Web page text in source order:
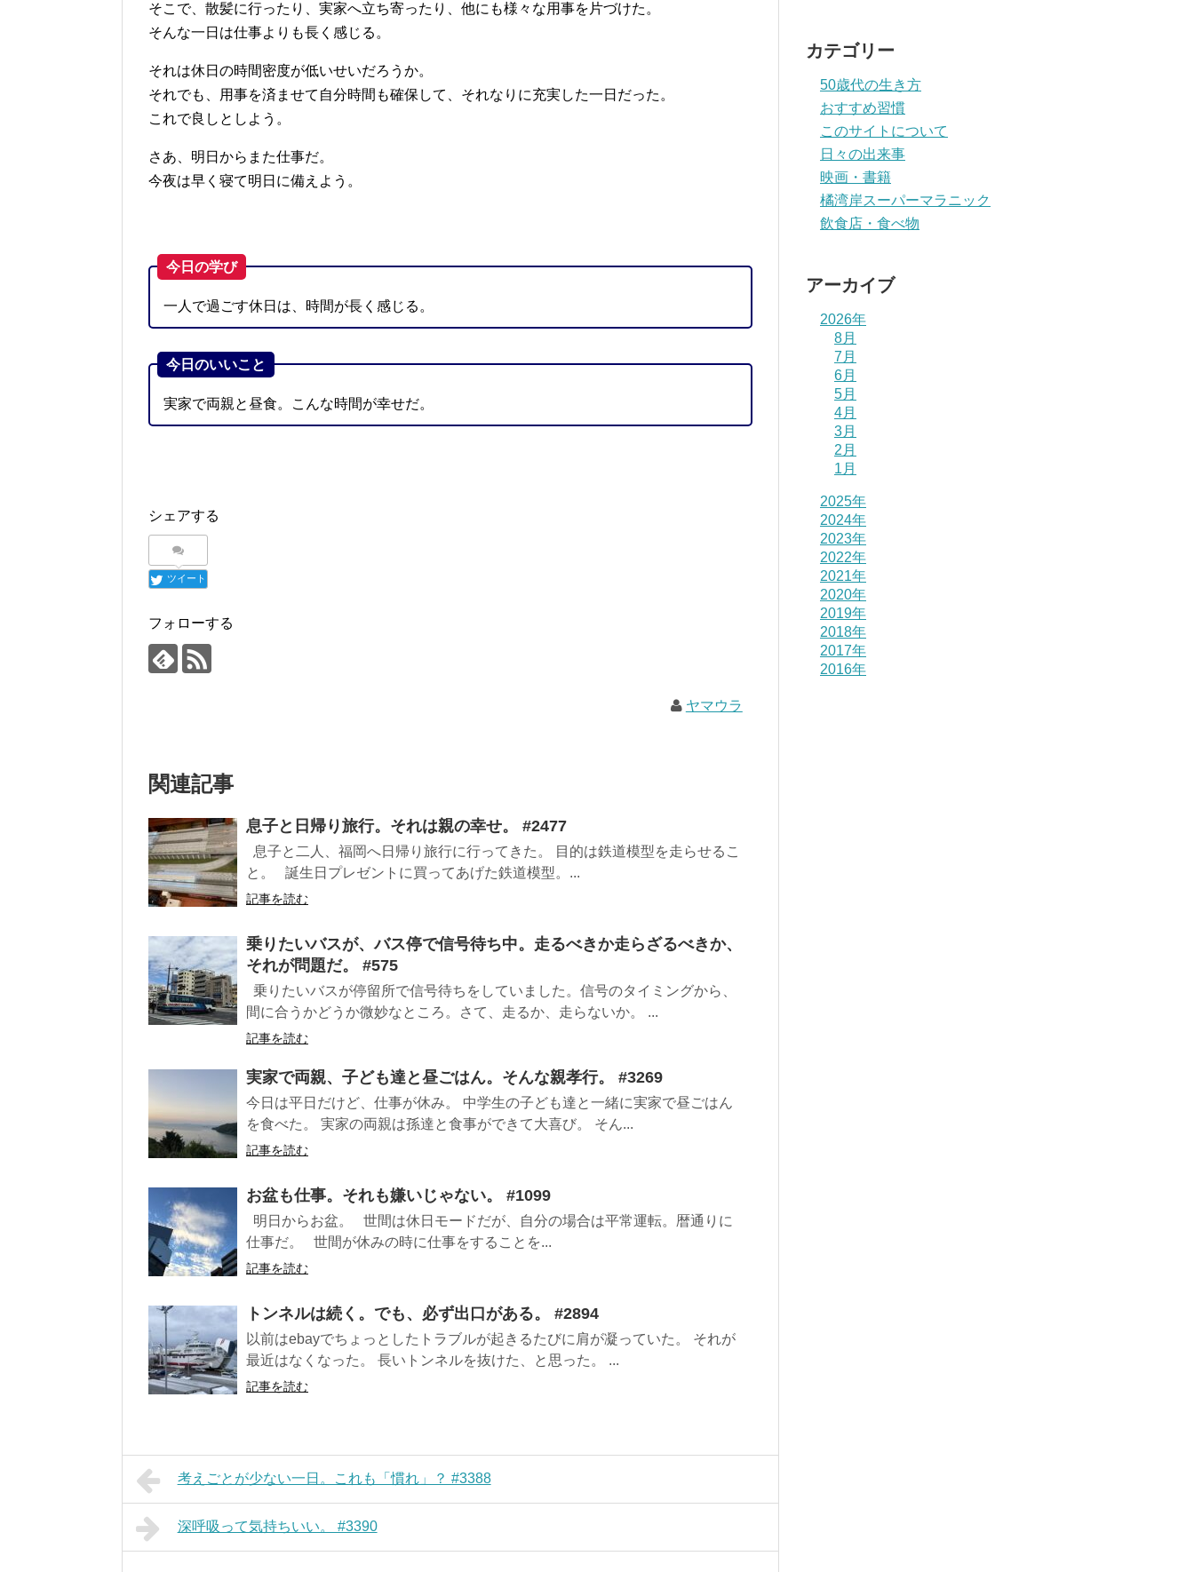
そこで、散髪に行ったり、実家へ立ち寄ったり、他にも様々な用事を片づけた。
そんな一日は仕事よりも長く感じる。
それは休日の時間密度が低いせいだろうか。
それでも、用事を済ませて自分時間も確保して、それなりに充実した一日だった。
これで良しとしよう。
さあ、明日からまた仕事だ。
今夜は早く寝て明日に備えよう。
今日の学び
一人で過ごす休日は、時間が長く感じる。
今日のいいこと
実家で両親と昼食。こんな時間が幸せだ。
シェアする
ツイート
フォローする
ヤマウラ
関連記事
息子と日帰り旅行。それは親の幸せ。 #2477
息子と二人、福岡へ日帰り旅行に行ってきた。 目的は鉄道模型を走らせるこ
と。 誕生日プレゼントに買ってあげた鉄道模型。...
記事を読む
乗りたいバスが、バス停で信号待ち中。走るべきか走らざるべきか、
それが問題だ。 #575
乗りたいバスが停留所で信号待ちをしていました。信号のタイミングから、
間に合うかどうか微妙なところ。さて、走るか、走らないか。 ...
記事を読む
実家で両親、子ども達と昼ごはん。そんな親孝行。 #3269
今日は平日だけど、仕事が休み。 中学生の子ども達と一緒に実家で昼ごはん
を食べた。 実家の両親は孫達と食事ができて大喜び。 そん...
記事を読む
お盆も仕事。それも嫌いじゃない。 #1099
明日からお盆。 世間は休日モードだが、自分の場合は平常運転。暦通りに
仕事だ。 世間が休みの時に仕事をすることを...
記事を読む
トンネルは続く。でも、必ず出口がある。 #2894
以前はebayでちょっとしたトラブルが起きるたびに肩が凝っていた。 それが
最近はなくなった。 長いトンネルを抜けた、と思った。 ...
記事を読む
考えごとが少ない一日。これも「慣れ」？ #3388
深呼吸って気持ちいい。 #3390
カテゴリー
50歳代の生き方
おすすめ習慣
このサイトについて
日々の出来事
映画・書籍
橘湾岸スーパーマラニック
飲食店・食べ物
アーカイブ
2026年
8月
7月
6月
5月
4月
3月
2月
1月
2025年
2024年
2023年
2022年
2021年
2020年
2019年
2018年
2017年
2016年